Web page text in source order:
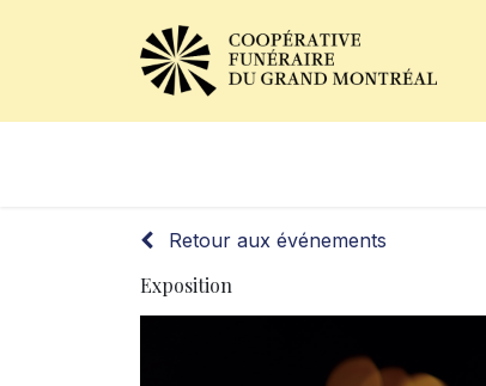
Retour aux événements
Exposition